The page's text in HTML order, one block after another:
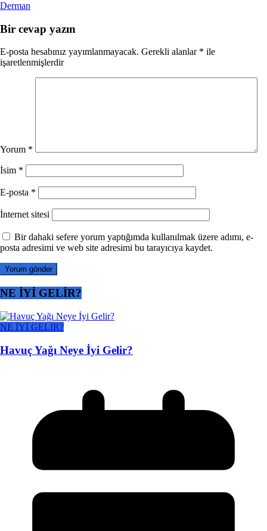
Derman
Bir cevap yazın
E-posta hesabınız yayımlanmayacak. Gerekli alanlar * ile
işaretlenmişlerdir
Yorum *
İsim *
E-posta *
İnternet sitesi
Bir dahaki sefere yorum yaptığımda kullanılmak üzere adımı, e-
posta adresimi ve web site adresimi bu tarayıcıya kaydet.
NE İYİ GELİR?
NE İYİ GELİR?
Havuç Yağı Neye İyi Gelir?